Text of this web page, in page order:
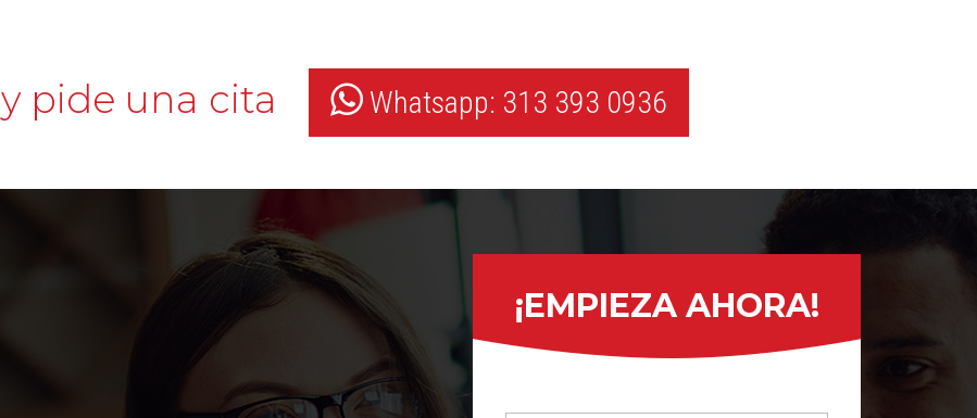
y pide una cita Whatsapp: 313 393 0936
¡EMPIEZA AHORA!